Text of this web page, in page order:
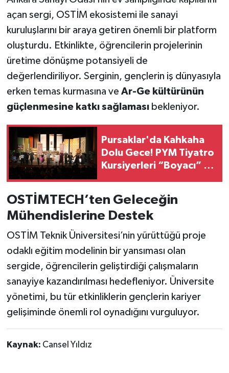
açan sergi, OSTİM ekosistemi ile sanayi
kuruluşlarını bir araya getiren önemli bir platform
oluşturdu. Etkinlikte, öğrencilerin projelerinin
üretime dönüşme potansiyeli de
değerlendiriliyor. Serginin, gençlerin iş dünyasıyla
erken temas kurmasına ve Ar-Ge kültürünün
güçlenmesine katkı sağlamasıbekleniyor.
Pursaklar'da Kahkaha
Dolu Gece! PYM Tiyatro
Kursiyerleri “Boyacı” ile
OSTİMTECH’ten Geleceğin
Mühendislerine Destek
OSTİM Teknik Üniversitesi’nin yürüttüğü proje
odaklı eğitim modelinin bir yansıması olan
sergide, öğrencilerin geliştirdiği çalışmaların
sanayiye kazandırılması hedefleniyor. Üniversite
yönetimi, bu tür etkinliklerin gençlerin kariyer
gelişiminde önemli rol oynadığını vurguluyor.
Kaynak: Cansel Yıldız